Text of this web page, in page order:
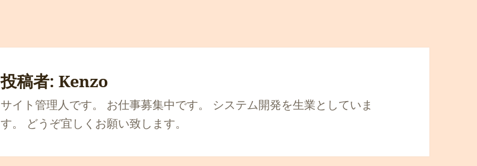
投稿者:Kenzo
サイト管理人です。 お仕事募集中です。 システム開発を生業としていま
す。 どうぞ宜しくお願い致します。